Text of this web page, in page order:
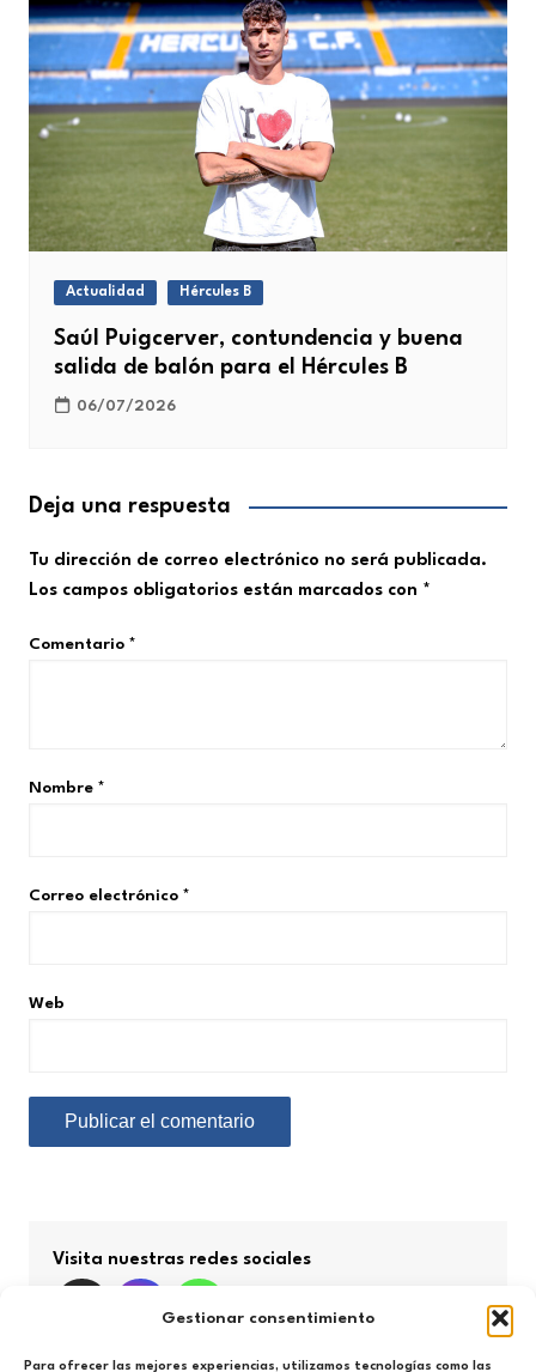
Gestionar consentimiento
Para ofrecer las mejores experiencias, utilizamos tecnologías como las
Actualidad Hércules B
Saúl Puigcerver, contundencia y buena
salida de balón para el Hércules B
06/07/2026
Deja una respuesta
Tu dirección de correo electrónico no será publicada.
Los campos obligatorios están marcados con *
Comentario *
Nombre *
Correo electrónico *
Web
Visita nuestras redes sociales